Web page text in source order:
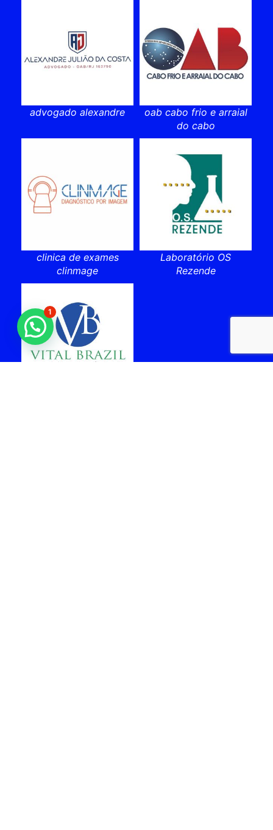
advogado alexandre
oab cabo frio e arraial
do cabo
clinica de exames
clinmage
Laboratório OS
Rezende
1